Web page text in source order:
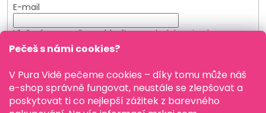
Pečeš s námi cookies?
V Pura Vidě pečeme cookies – díky tomu může náš
e-shop správně fungovat, neustále se zlepšovat a
poskytovat ti co nejlepší zážitek z barevného
E-mail
Vložením e-mailu souhlasíte spodmínkami ochrany
osobních údajů
PŘIHLÁSIT SE